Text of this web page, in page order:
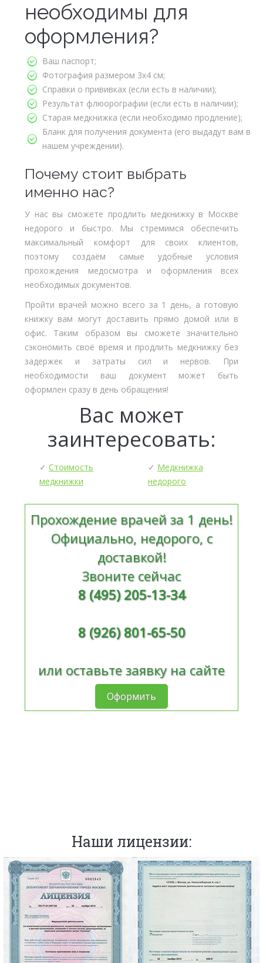
необходимы для
оформления?
Ваш паспорт;
Фотография размером 3х4 см;
Справки о прививках (если есть в наличии);
Результат флюорографии (если есть в наличии);
Старая медкнижка (если необходимо продление);
Бланк для получения документа (его выдадут вам в
нашем учреждении).
Почему стоит выбрать
именно нас?
У нас вы сможете продлить медкнижку в Москве
недорого и быстро. Мы стремимся обеспечить
максимальный комфорт для своих клиентов,
поэтому создаём самые удобные условия
прохождения медосмотра и оформления всех
необходимых документов.
Пройти врачей можно всего за 1 день, а готовую
книжку вам могут доставить прямо домой или в
офис. Таким образом вы сможете значительно
сэкономить своё время и продлить медкнижку без
задержек и затраты сил и нервов. При
необходимости ваш документ может быть
оформлен сразу в день обращения!
Вас может
заинтересовать:
✓ Стоимость
медкнижки
✓ Медкнижка
недорого
Прохождение врачей за 1 день!
Официально, недорого, с
доставкой!
Звоните сейчас
8 (495) 205-13-34
8 (926) 801-65-50
или оставьте заявку на сайте
Оформить
Наши лицензии: